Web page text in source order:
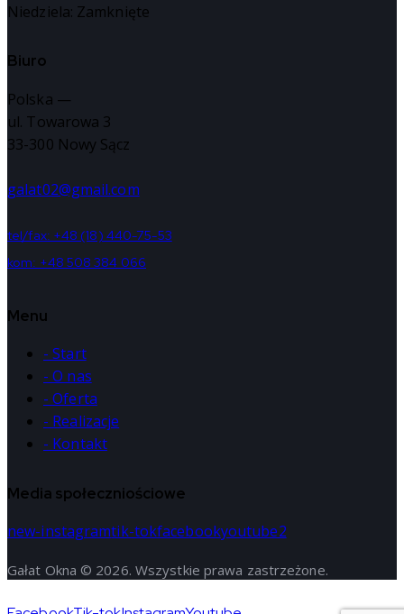
Niedziela: Zamknięte
Biuro
Polska —
ul. Towarowa 3
33-300 Nowy Sącz
galat02@gmail.com
tel/fax: +48 (18) 440-75-53
kom: +48 508 384 066
Menu
- Start
- O nas
- Oferta
- Realizacje
- Kontakt
Media społeczniościowe
new-instagramtik-tokfacebookyoutube2
Gałat Okna © 2026. Wszystkie prawa zastrzeżone.